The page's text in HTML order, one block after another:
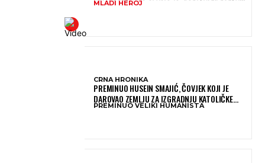
IZ SMRTONOSNIH VALOVA
MLADI HEROJ
CRNA HRONIKA
PREMINUO HUSEIN SMAJIĆ, ČOVJEK KOJI JE
DAROVAO ZEMLJU ZA IZGRADNJU KATOLIČKE
CRKVE U BUGOJNU
PREMINUO VELIKI HUMANISTA